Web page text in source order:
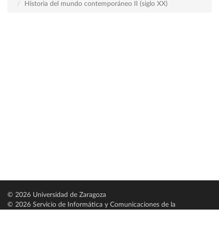
Historia del mundo contemporáneo II (siglo XX)
© 2026 Universidad de Zaragoza
© 2026 Servicio de Informática y Comunicaciones de la